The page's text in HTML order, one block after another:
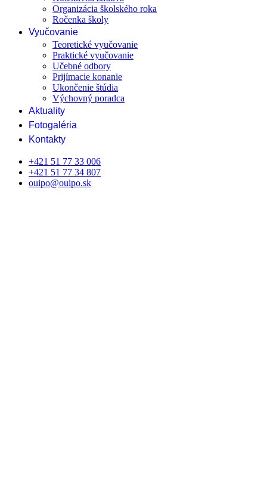
Organizácia školského roka
Ročenka školy
Vyučovanie
Teoretické vyučovanie
Praktické vyučovanie
Učebné odbory
Prijímacie konanie
Ukončenie štúdia
Výchovný poradca
Aktuality
Fotogaléria
Kontakty
+421 51 77 33 006
+421 51 77 34 807
ouipo@ouipo.sk